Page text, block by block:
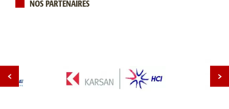
NOS PARTENAIRES